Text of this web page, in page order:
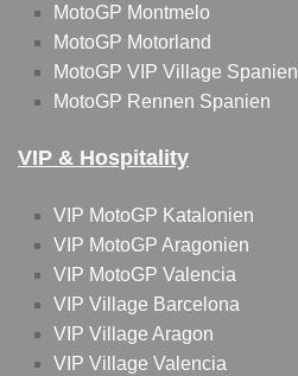
MotoGP Montmelo
MotoGP Motorland
MotoGP VIP Village Spanien
MotoGP Rennen Spanien
VIP & Hospitality
VIP MotoGP Katalonien
VIP MotoGP Aragonien
VIP MotoGP Valencia
VIP Village Barcelona
VIP Village Aragon
VIP Village Valencia